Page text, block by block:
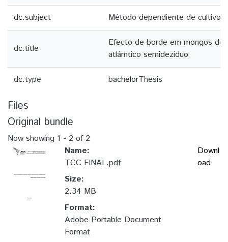
dc.subject Método dependiente de cultivo
dc.title
Efecto de borde em mongos de
atlámtico semideziduo
dc.type bachelorThesis
Files
Original bundle
Now showing 1 - 2 of 2
Name:
TCC FINAL.pdf
Size:
2.34 MB
Format:
Adobe Portable Document
Format
Downl
oad